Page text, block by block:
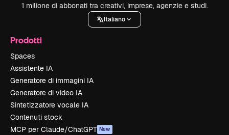
1 milione di abbonati tra creativi, imprese, agenzie e studi.
Italiano
Prodotti
Spaces
Assistente IA
Generatore di immagini IA
Generatore di video IA
Sintetizzatore vocale IA
Contenuti stock
MCP per Claude/ChatGPT New